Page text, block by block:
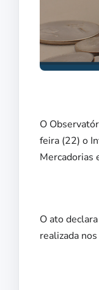
O
feira (22) o
Mercadorias
O ato
realizada